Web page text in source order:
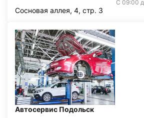
С 09:00
Сосновая аллея, 4, стр. 3
Автосервис Подольск